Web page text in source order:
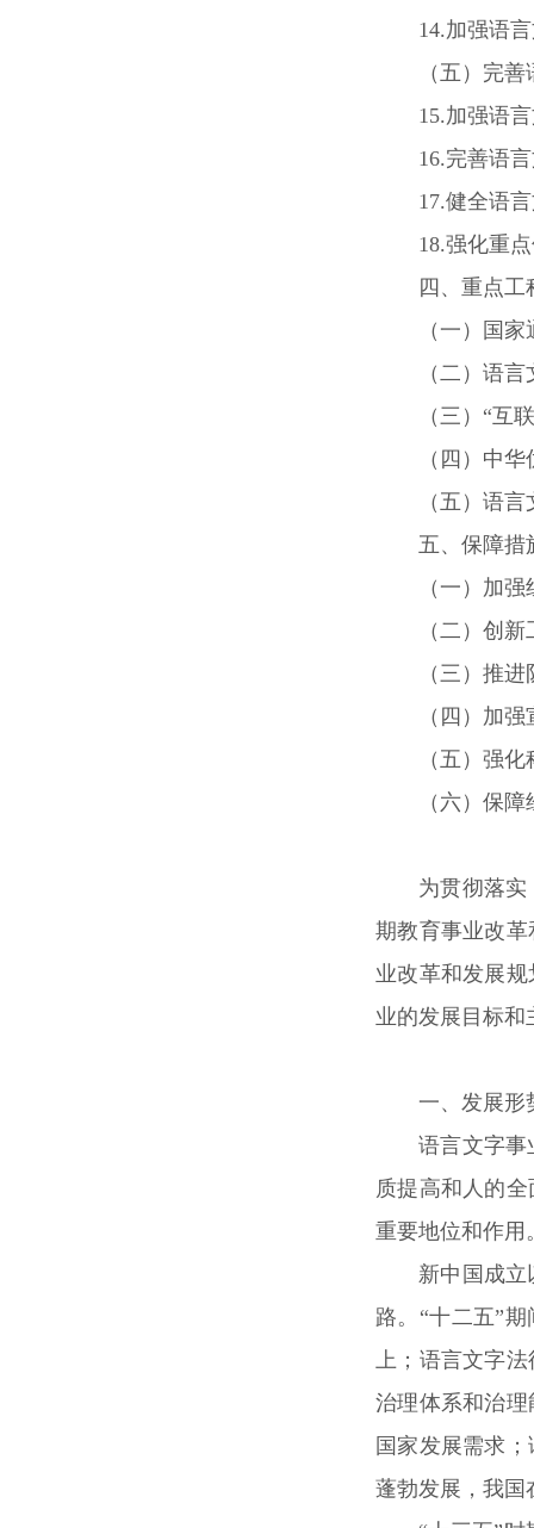
14.加强语
（五）完
15.加强语
16.完善语
17.健全语
18.强化重
四、重点工
（一）国
（二）语
（三）“互
（四）中
（五）语
五、保障措
（一）加
（二）创
（三）推
（四）加
（五）强
（六）保
为贯彻落
期教育事业改
业改革和发展
业的发展目标和
一、发展形
语言文字事
质提高和人的
重要地位和作用
新中国成
路。“十二五”
上；语言文字
治理体系和治
国家发展需求
蓬勃发展，我国